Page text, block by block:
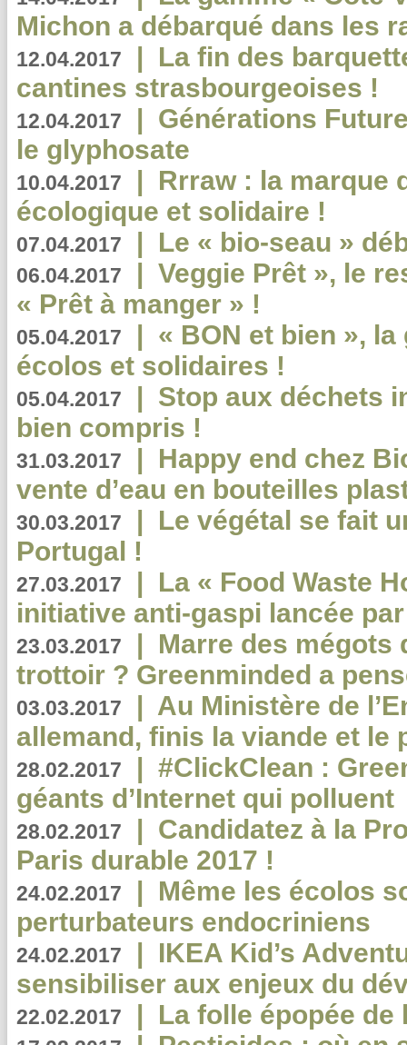
Michon a débarqué dans les
12.04.2017 | La fin des
cantines strasbourgeoises !
12.04.2017 | Générations
le glyphosate
10.04.2017 | Rrraw : la marque
écologique et solidaire !
07.04.2017 | Le « bio-seau »
06.04.2017 | Veggie Prêt », le
« Prêt à manger » !
05.04.2017 | « BON et bien »,
écolos et solidaires !
05.04.2017 | Stop aux déchets
bien compris !
31.03.2017 | Happy end chez
vente d’eau en bouteilles
30.03.2017 | Le végétal se fait
Portugal !
27.03.2017 | La « Food Waste
initiative anti-gaspi lancée
23.03.2017 | Marre des mégots
trottoir ? Greenminded a
03.03.2017 | Au Ministère de
allemand, finis la viande et le
28.02.2017 | #ClickClean :
géants d’Internet qui polluent
28.02.2017 | Candidatez à la
Paris durable 2017 !
24.02.2017 | Même les écolos
perturbateurs endocriniens
24.02.2017 | IKEA Kid’s
sensibiliser aux enjeux du
22.02.2017 | La folle épopée de